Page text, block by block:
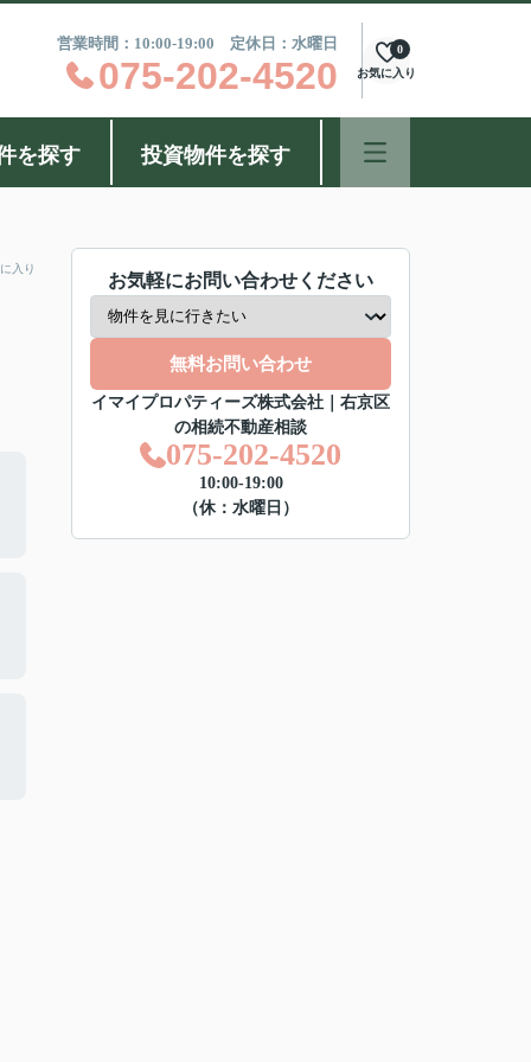
営業時間：10:00-19:00 定休日：水曜日
075-202-4520 お気に入り
0
を探す 投資物件を探す
入り
お気軽にお問い合わせください
無料お問い合わせ
イマイプロパティーズ株式会社｜右京区
の相続不動産相談
075-202-4520
10:00-19:00
（休：水曜日）